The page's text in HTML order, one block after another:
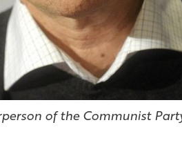
of the Communist